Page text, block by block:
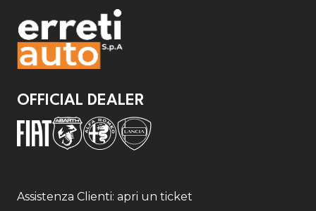
OFFICIAL DEALER
Assistenza Clienti: apri un ticket